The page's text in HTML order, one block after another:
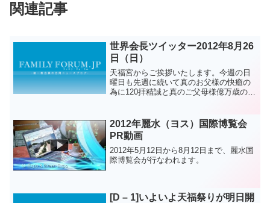
関連記事
世界会長ツイッター2012年8月26
日（日）
天福宮からご挨拶いたします。今週の日
曜日も先週に続いて真のお父様の快癒の
為に120拝精誠と真のご父母様億万歳の賛
い。アジュ
2012年麗水（ヨス）国際博覧会
PR動画
2012年5月12日から8月12日まで、麗水国
際博覧会が行なわれます。
[D – 1]いよいよ天福祭りが明日開